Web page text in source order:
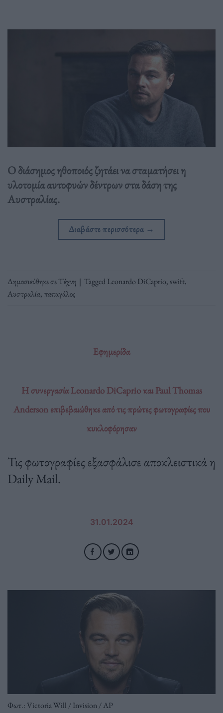
Ο διάσημος ηθοποιός ζητάει να σταματήσει η
υλοτομία αυτοφυών δέντρων στα δάση της
Αυστραλίας.
Διαβάστε περισσότερα →
Δημοσιεύθηκε σεΤέχνη | TaggedLeonardo DiCaprio, swift,
Αυστραλία,παπαγάλος
Εφημερίδα
Η συνεργασία Leonardo DiCaprio και Paul Thomas
Anderson επιβεβαιώθηκε από τις πρώτες φωτογραφίες που
κυκλοφόρησαν
Τις φωτογραφίες εξασφάλισε αποκλειστικά η
Daily Mail.
31.01.2024
Φωτ.: Victoria Will / Invision / AP